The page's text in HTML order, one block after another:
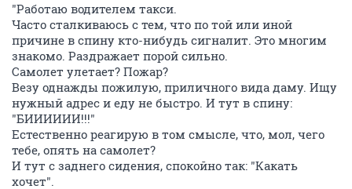
"Работаю водителем такси.
Часто сталкиваюсь с тем, что по той или иной
причине в спину кто-нибудь сигналит. Это многим
знакомо. Раздражает порой сильно.
Самолет улетает? Пожар?
Везу однажды пожилую, приличного вида даму. Ищу
нужный адрес и еду не быстро. И тут в спину:
"БИИИИИИ!!!"
Естественно реагирую в том смысле, что, мол, чего
тебе, опять на самолет?
И тут с заднего сидения, спокойно так: "Какать
хочет".